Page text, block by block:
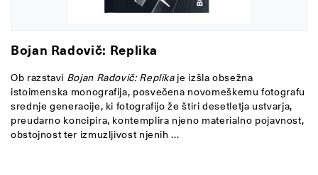
Bojan Radovič: Replika
Ob razstavi Bojan Radovič: Replikaje izšla obsežna
istoimenska monografija, posvečena novomeškemu fotografu
srednje generacije, ki fotografijo že štiri desetletja ustvarja,
preudarno koncipira, kontemplira njeno materialno pojavnost,
obstojnost ter izmuzljivost njenih ...